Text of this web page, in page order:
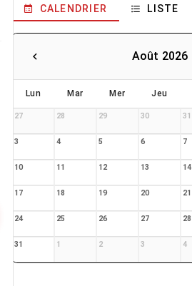
CALENDRIER LISTE
Août 2026
Lun Mar Mer Jeu
27 28 29 30 31
3 4 5 6 7
10 11 12 13 14
17 18 19 20 21
24 25 26 27 28
31 1 2 3 4